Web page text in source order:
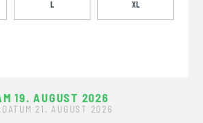
L XL
19. AUGUST 2026
21. AUGUST 2026